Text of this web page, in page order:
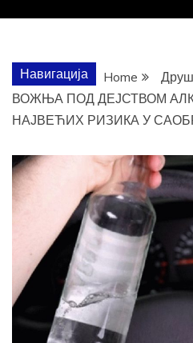
Навигација Home
ВОЖЊА ПОД ДЕЈСТВОМ
НАЈВЕЋИХ РИЗИКА У